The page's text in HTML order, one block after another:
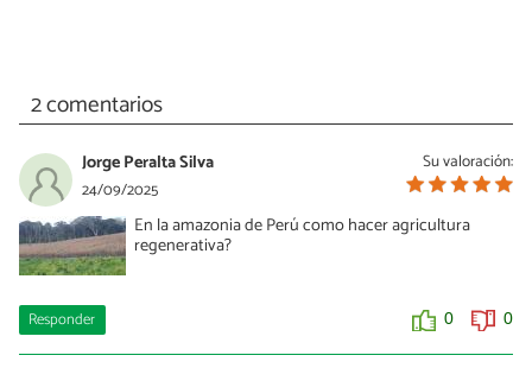
2 comentarios
Su valoración:
Jorge Peralta Silva
24/09/2025
En la amazonia de Perú como hacer agricultura
regenerativa?
Responder 0 0